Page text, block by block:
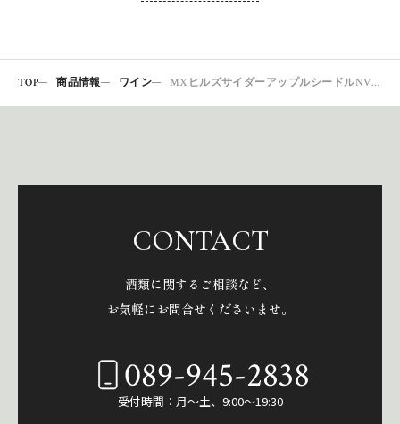
TOP 商品情報 ワイン MXヒルズサイダーアップルシードルNV330ML 648800
CONTACT
酒類に関するご相談など、
お気軽にお問合せくださいませ。
089-945-2838
受付時間：月～土、9:00～19:30